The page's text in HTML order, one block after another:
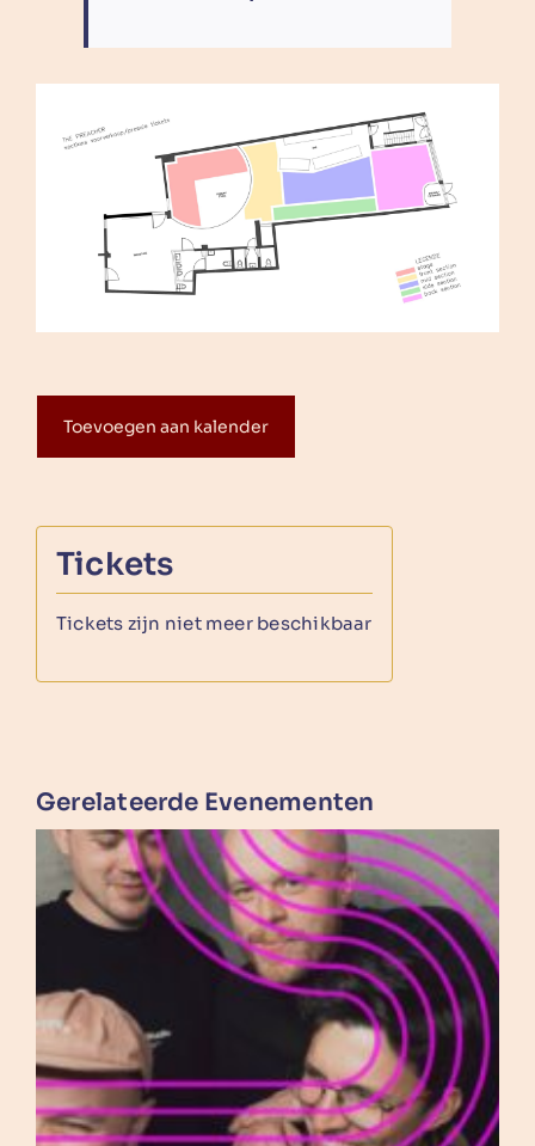
Toevoegen aan kalender
Tickets
Tickets zijn niet meer beschikbaar
Gerelateerde Evenementen